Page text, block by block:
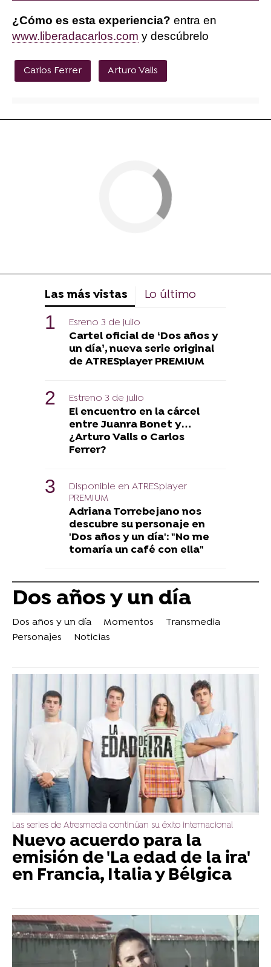
¿Cómo es esta experiencia? entra en
www.liberadacarlos.com y descúbrelo
Carlos Ferrer Arturo Valls
Las más vistas Lo último
Esreno 3 de julio
Cartel oficial de ‘Dos años y
un día’, nueva serie original
de ATRESplayer PREMIUM
Estreno 3 de julio
El encuentro en la cárcel
entre Juanra Bonet y…
¿Arturo Valls o Carlos
Ferrer?
Disponible en ATRESplayer
PREMIUM
Adriana Torrebejano nos
descubre su personaje en
'Dos años y un día': "No me
tomaría un café con ella"
Dos años y un día
Dos años y un día Momentos
Transmedia
Personajes
Noticias
Las series de Atresmedia continúan su éxito internacional
Nuevo acuerdo para la
emisión de 'La edad de la ira'
en Francia, Italia y Bélgica